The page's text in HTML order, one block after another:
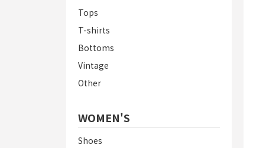
Tops
T-shirts
Bottoms
Vintage
Other
WOMEN'S
Shoes